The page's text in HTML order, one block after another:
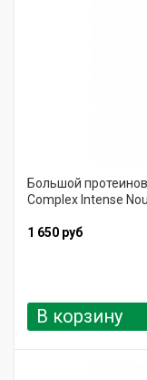
Большой
Complex Intense
1 650 руб
В корзину